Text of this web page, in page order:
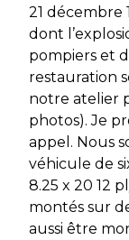
21 décembre
dont
pompiers et
restauration
notre atelier
photos). Je
appel. Nous
véhicule de
8.25 x 20 12
montés sur
aussi être